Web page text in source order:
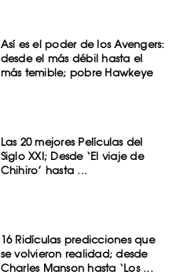
Así es el poder de los Avengers:
desde el más débil hasta el
más temible; pobre Hawkeye
Las 20 mejores Películas del
Siglo XXI; Desde ‘El viaje de
Chihiro’ hasta ...
16 Ridículas predicciones que
se volvieron realidad; desde
Charles Manson hasta ‘Los ...